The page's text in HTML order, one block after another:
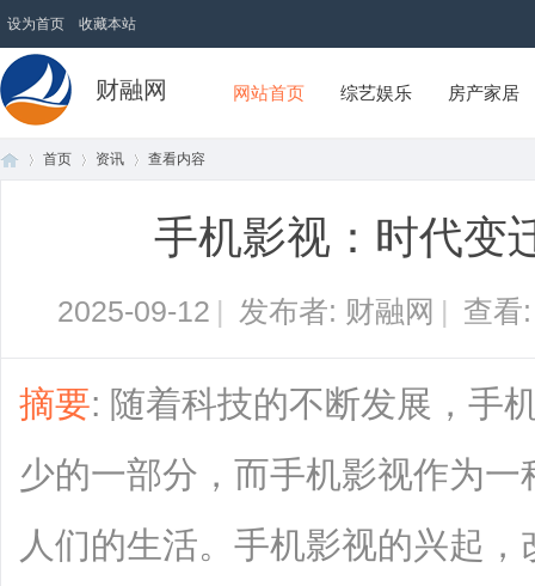
设为首页 收藏本站
财融网 网站首页 综艺娱乐 房产家居
首页 资讯 查看内容
手机影视：时代变
2025-09-12 | 发布者: 财融网 | 查
摘要: 随着科技的不断发展，手
少的一部分，而手机影视作为
人们的生活。手机影视的兴起